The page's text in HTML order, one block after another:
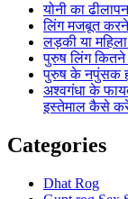
योनी का
लिंग मजबूत
लड़की या
पुरुष लिंग कितने
पुरुष के नपुंसक
अश्वगंधा के
इस्तेमाल कैसे
Categories
Dhat Rog